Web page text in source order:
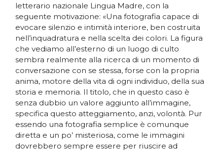
letterario nazionale Lingua Madre, con la
seguente motivazione: «Una fotografia capace di
evocare silenzio e intimità interiore, ben costruita
nell’inquadratura e nella scelta dei colori. La figura
che vediamo all’esterno di un luogo di culto
sembra realmente alla ricerca di un momento di
conversazione con se stessa, forse con la propria
anima, motore della vita di ogni individuo, della sua
storia e memoria. Il titolo, che in questo caso è
senza dubbio un valore aggiunto all’immagine,
specifica questo atteggiamento, anzi, volontà. Pur
essendo una fotografia semplice è comunque
diretta e un po’ misteriosa, come le immagini
dovrebbero sempre essere per riuscire ad